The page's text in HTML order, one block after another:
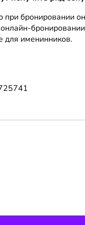
бронировании
для именинников.